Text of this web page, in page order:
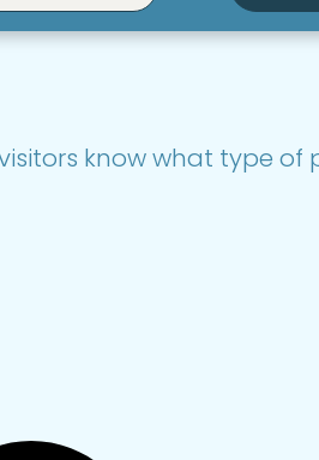
know what type of